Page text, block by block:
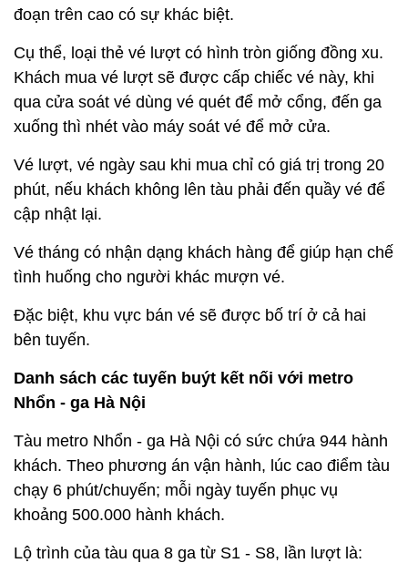
đoạn trên cao có sự khác biệt.
Cụ thể, loại thẻ vé lượt có hình tròn giống đồng xu.
Khách mua vé lượt sẽ được cấp chiếc vé này, khi
qua cửa soát vé dùng vé quét để mở cổng, đến ga
xuống thì nhét vào máy soát vé để mở cửa.
Vé lượt, vé ngày sau khi mua chỉ có giá trị trong 20
phút, nếu khách không lên tàu phải đến quầy vé để
cập nhật lại.
Vé tháng có nhận dạng khách hàng để giúp hạn chế
tình huống cho người khác mượn vé.
Đặc biệt, khu vực bán vé sẽ được bố trí ở cả hai
bên tuyến.
Danh sách các tuyến buýt kết nối với metro
Nhổn - ga Hà Nội
Tàu metro Nhổn - ga Hà Nội có sức chứa 944 hành
khách. Theo phương án vận hành, lúc cao điểm tàu
chạy 6 phút/chuyến; mỗi ngày tuyến phục vụ
khoảng 500.000 hành khách.
Lộ trình của tàu qua 8 ga từ S1 - S8, lần lượt là: